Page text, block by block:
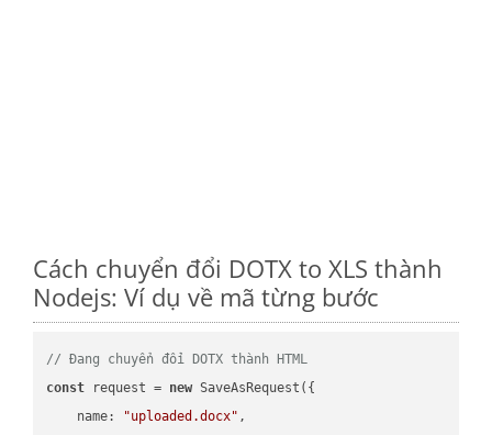
Cách chuyển đổi DOTX to XLS thành
Nodejs: Ví dụ về mã từng bước
// Đang chuyển đổi DOTX thành HTML
const request = new SaveAsRequest({
name: "uploaded.docx" ,